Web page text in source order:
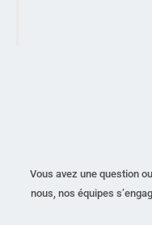
Vous avez une question
nous, nos équipes